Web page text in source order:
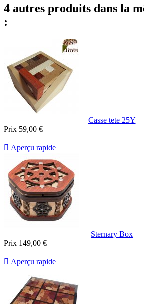
4 autres produits dans la
:
Casse tete 25Y
Prix 59,00 €
 Aperçu rapide
Sternary Box
Prix 149,00 €
 Aperçu rapide